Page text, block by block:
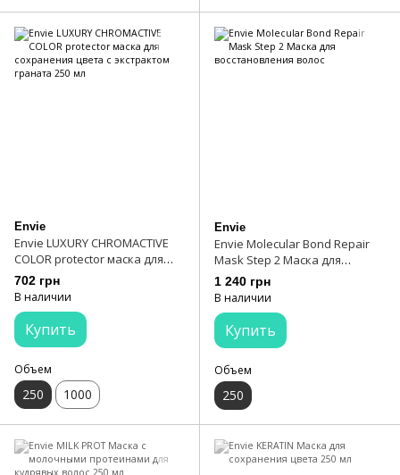
Envie
Envie LUXURY CHROMAСTIVE
COLOR protector маска для
сохранения цвета с
экстрактом граната 250 мл
702 грн
В наличии
Купить
Объем
250 1000
Envie
Envie Molecular Bond Repair
Mask Step 2 Маска для
восстановления волос
1 240 грн
В наличии
Купить
Объем
250